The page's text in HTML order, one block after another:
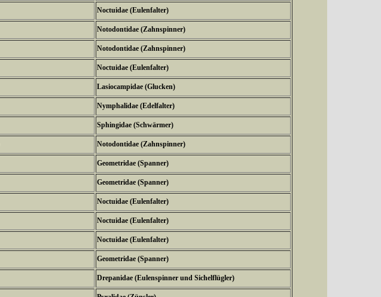
Noctuidae (Eulenfalter)
Notodontidae (Zahnspinner)
Notodontidae (Zahnspinner)
Noctuidae (Eulenfalter)
Lasiocampidae (Glucken)
Nymphalidae (Edelfalter)
Sphingidae (Schwärmer)
Notodontidae (Zahnspinner)
Geometridae (Spanner)
Geometridae (Spanner)
Noctuidae (Eulenfalter)
Noctuidae (Eulenfalter)
Noctuidae (Eulenfalter)
Geometridae (Spanner)
Drepanidae (Eulenspinner und Sichelflügler)